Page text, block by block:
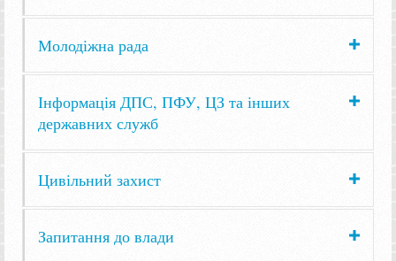
Молодіжна рада
Інформація ДПС, ПФУ, ЦЗ та інших
державних служб
Цивільний захист
Запитання до влади